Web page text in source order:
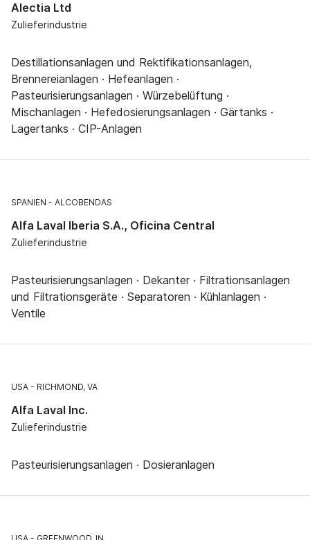
Alectia Ltd
Zulieferindustrie
Destillationsanlagen und Rektifikationsanlagen,
Brennereianlagen · Hefeanlagen ·
Pasteurisierungsanlagen · Würzebelüftung ·
Mischanlagen · Hefedosierungsanlagen · Gärtanks ·
Lagertanks · CIP-Anlagen
SPANIEN ALCOBENDAS
Alfa Laval Iberia S.A., Oficina Central
Zulieferindustrie
Pasteurisierungsanlagen · Dekanter · Filtrationsanlagen
und Filtrationsgeräte · Separatoren · Kühlanlagen ·
Ventile
USA RICHMOND, VA
Alfa Laval Inc.
Zulieferindustrie
Pasteurisierungsanlagen · Dosieranlagen